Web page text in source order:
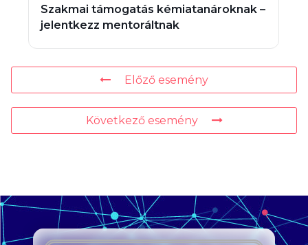
Szakmai támogatás kémiatanároknak –
jelentkezz mentoráltnak
Előző esemény
Következő esemény